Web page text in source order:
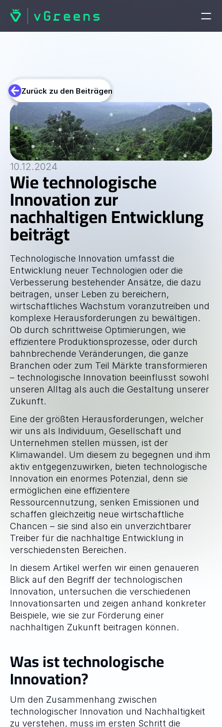
PRODUKTE
vGreens Lab
vGreens Build
Lösungen
GESCHICHTEN
Blog
ÜBER
Mission
Team
Karriere
FAQ
Zurück zu den Beiträgen
10.12.2024
Wie technologische
Innovation zur
nachhaltigen Entwicklung
beiträgt
Technologische Innovation umfasst die
Entwicklung neuer Technologien oder die
Verbesserung bestehender Ansätze, die dazu
beitragen, unser Leben zu bereichern,
wirtschaftliches Wachstum voranzutreiben und
komplexe Herausforderungen zu bewältigen.
Ob durch schrittweise Optimierungen, wie
effizientere Produktionsprozesse, oder durch
bahnbrechende Veränderungen, die ganze
Branchen oder zum Teil Märkte transformieren
– technologische Innovation beeinflusst sowohl
unseren Alltag als auch die Gestaltung unserer
Zukunft.
Eine der größten Herausforderungen, welcher
wir uns als Individuum, Gesellschaft und
Unternehmen stellen müssen, ist der
Klimawandel. Um diesem zu begegnen und ihm
aktiv entgegenzuwirken, bieten technologische
Innovation ein enormes Potenzial, denn sie
ermöglichen eine effizientere
Ressourcennutzung, senken Emissionen und
schaffen gleichzeitig neue wirtschaftliche
Chancen – sie sind also ein unverzichtbarer
Treiber für die nachhaltige Entwicklung in
verschiedensten Bereichen.
In diesem Artikel werfen wir einen genaueren
Blick auf den Begriff der technologischen
Innovation, untersuchen die verschiedenen
Innovationsarten und zeigen anhand konkreter
Beispiele, wie sie zur Förderung einer
nachhaltigen Zukunft beitragen können.
Was ist technologische
Innovation?
Um den Zusammenhang zwischen
technologischer Innovation und Nachhaltigkeit
zu verstehen, muss im ersten Schritt die